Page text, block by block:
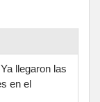
llegaron las
en el